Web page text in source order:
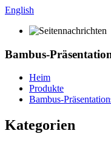
English
Bambus-
Heim
Produkte
Bambus-
Kategorien